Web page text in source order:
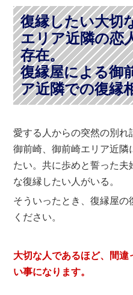
復縁したい大切
エリア近隣の恋
存在。
復縁屋による御
ア近隣での復縁
愛する人からの突然の別れ
御前崎、御前崎エリア近隣
たい。共に歩めと誓った夫
な復縁したい人がいる。
そういったとき、復縁屋
ください。
大切な人であるほど、間
い事になります。